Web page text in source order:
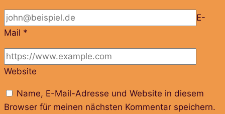
E-
Mail *
Website
Name, E-Mail-Adresse und Website in diesem
Browser für meinen nächsten Kommentar speichern.